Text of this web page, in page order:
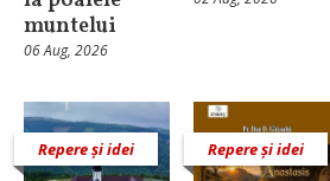
muntelui
06 Aug, 2026
Repere și idei Repere și idei